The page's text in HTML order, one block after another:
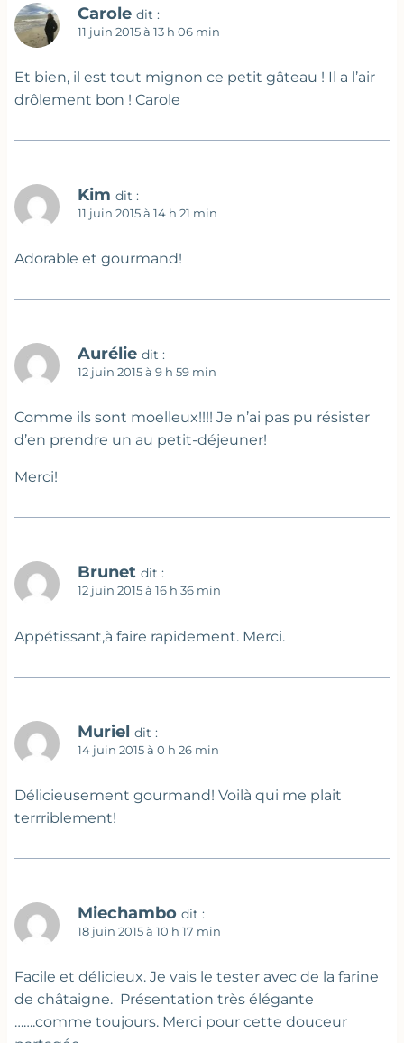
Carole dit :
11 juin 2015 à 13 h 06 min
Et bien, il est tout mignon ce petit gâteau ! Il a l’air
drôlement bon ! Carole
Kim dit :
11 juin 2015 à 14 h 21 min
Adorable et gourmand!
Aurélie dit :
12 juin 2015 à 9 h 59 min
Comme ils sont moelleux!!!! Je n’ai pas pu résister
d’en prendre un au petit-déjeuner!
Merci!
Brunet dit :
12 juin 2015 à 16 h 36 min
Appétissant,à faire rapidement. Merci.
Muriel dit :
14 juin 2015 à 0 h 26 min
Délicieusement gourmand! Voilà qui me plait
terrriblement!
Miechambo dit :
18 juin 2015 à 10 h 17 min
Facile et délicieux. Je vais le tester avec de la farine
de châtaigne. Présentation très élégante
…….comme toujours. Merci pour cette douceur